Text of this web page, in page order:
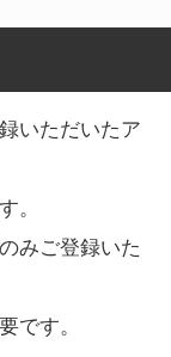
いただいたア
。
みご登録いた
です。